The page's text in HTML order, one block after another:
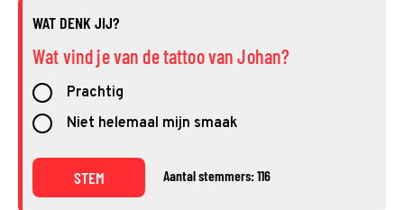
WAT DENK JIJ?
Wat vind je van de tattoo van Johan?
Prachtig
Niet helemaal mijn smaak
STEM Aantal stemmers: 116